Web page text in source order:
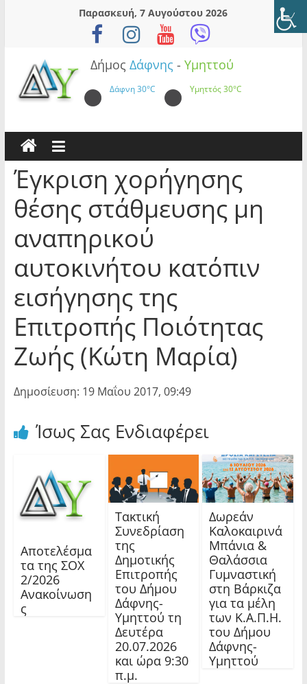
Παρασκευή, 7 Αυγούστου 2026
Δήμος Δάφνης - Υμηττού
Δάφνη30°C Υμηττός30°C
Έγκριση χορήγησης
θέσης στάθμευσης μη
αναπηρικού
αυτοκινήτου κατόπιν
εισήγησης της
Επιτροπής Ποιότητας
Ζωής (Κώτη Μαρία)
Δημοσίευση: 19 Μαΐου 2017, 09:49
Ίσως Σας Ενδιαφέρει
Αποτελέσμα
τα της ΣΟΧ
2/2026
Ανακοίνωση
ς
Τακτική
Συνεδρίαση
της
Δημοτικής
Επιτροπής
του Δήμου
Δάφνης-
Υμηττού τη
Δευτέρα
20.07.2026
και ώρα 9:30
π.μ.
Δωρεάν
Καλοκαιρινά
Μπάνια &
Θαλάσσια
Γυμναστική
στη Βάρκιζα
για τα μέλη
των Κ.Α.Π.Η.
του Δήμου
Δάφνης-
Υμηττού